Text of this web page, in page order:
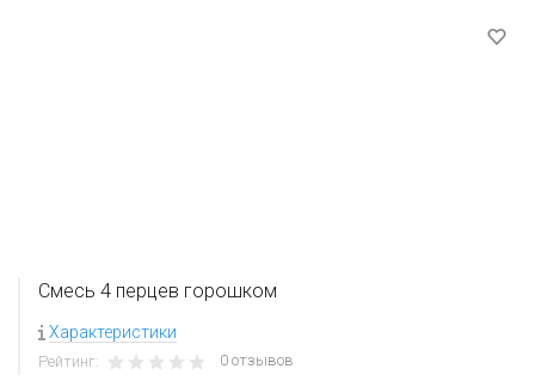
Смесь 4 перцев горошком
Характеристики
Рейтинг: 0 отзывов